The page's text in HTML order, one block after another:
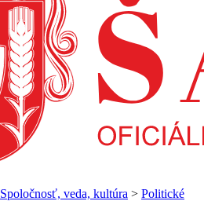
Spoločnosť, veda, kultúra > Politické